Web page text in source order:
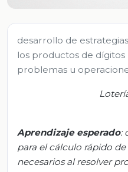
desarrollo de
los productos de
problemas u
Aprendizaje esperado:
para el cálculo rápido
necesarios al resolver